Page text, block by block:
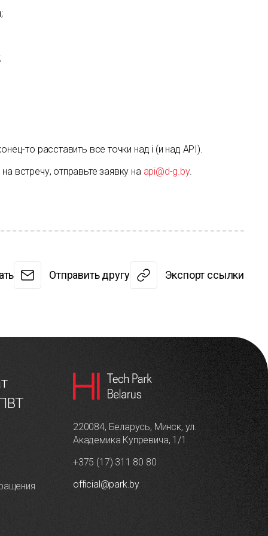
то расставить все точки над i (и над API).
встречу, отправьте заявку на api@d-g.by.
Отправить другу Экспорт ссылки
220084, Беларусь, Минск, ул.
Академика Купревича, 1/1
+375 (17) 311 80 80
official@park.by